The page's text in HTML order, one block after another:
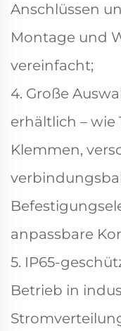
Anschlüssen
Montage und
vereinfacht;
4. Große
erhältlich – wie
Klemmen,
anpassbare
5. IP65-
Betrieb in